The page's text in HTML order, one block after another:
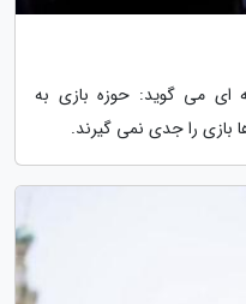
ای می گوید: حوزه بازی به
بازی را جدی نمی گیرند.